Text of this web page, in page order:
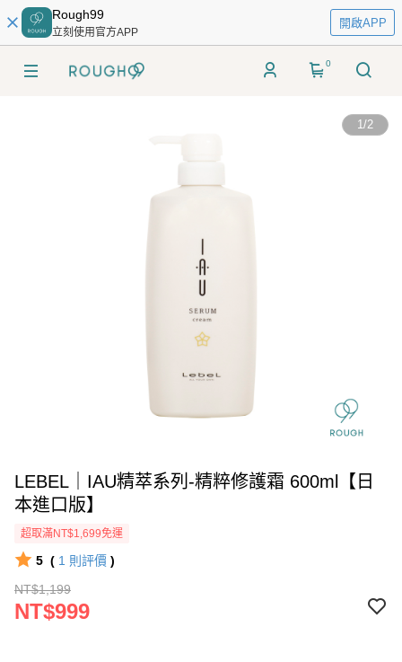
Rough99
立刻使用官方APP
開啟APP
0
1/2
LEBEL｜IAU精萃系列-精粹修護霜 600ml【日
本進口版】
超取滿NT$1,699免運
5 ( 1 則評價 )
NT$1,199
NT$999